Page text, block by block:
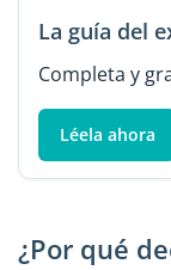
La guía del
Completa y
Léela ahora
¿Por qué